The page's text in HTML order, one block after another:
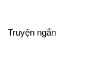
Truyện ngắn